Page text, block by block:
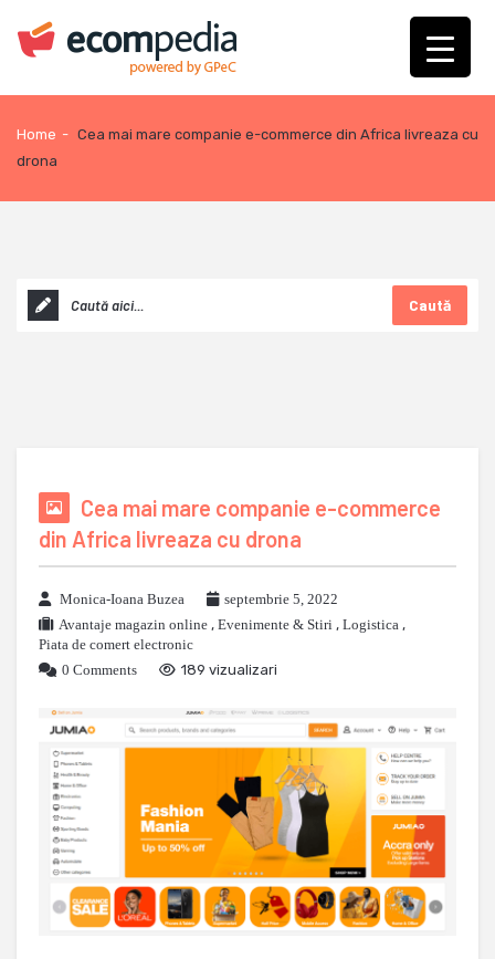
Home - Cea mai mare companie e-commerce din Africa livreaza cu
drona
Caută
Cea mai mare companie e-commerce
din Africa livreaza cu drona
Monica-Ioana Buzea
septembrie 5, 2022
Avantaje magazin online , Evenimente & Stiri , Logistica ,
Piata de comert electronic
0 Comments
189 vizualizari